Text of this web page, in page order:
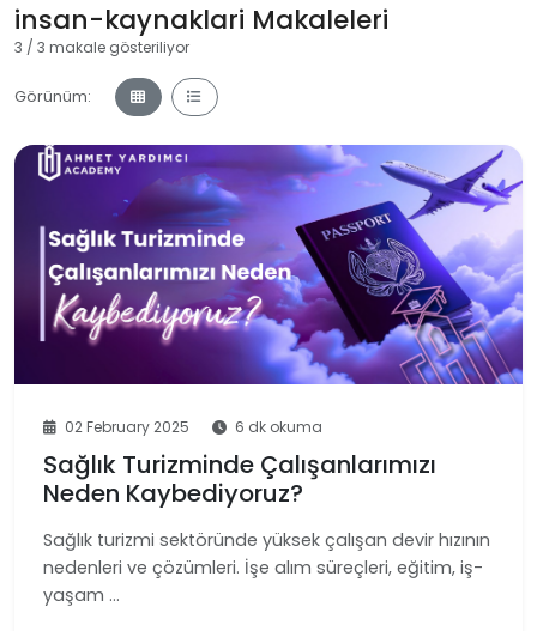
insan-kaynaklari Makaleleri
3 / 3 makale gösteriliyor
Görünüm:
02 February 2025 6 dk okuma
Sağlık Turizminde Çalışanlarımızı
Neden Kaybediyoruz?
Sağlık turizmi sektöründe yüksek çalışan devir hızının
nedenleri ve çözümleri. İşe alım süreçleri, eğitim, iş-
yaşam …